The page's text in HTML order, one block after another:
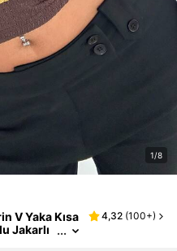
1/8
V Yaka Kısa
Jakarlı
4,32 (100+)